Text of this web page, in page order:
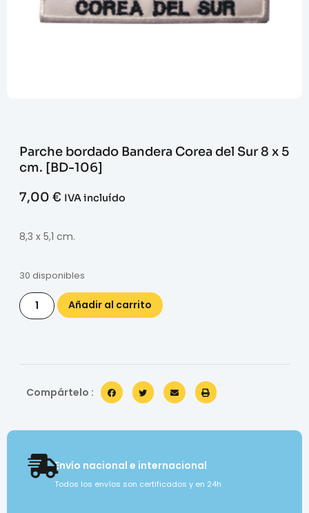
Parche bordado Bandera Corea del Sur 8 x 5
cm. [BD-106]
7,00 € IVA incluído
8,3 x 5,1 cm.
30 disponibles
Añadir al carrito
Compártelo :
Envío nacional e internacional
Todos los envíos son certificados y en 24h